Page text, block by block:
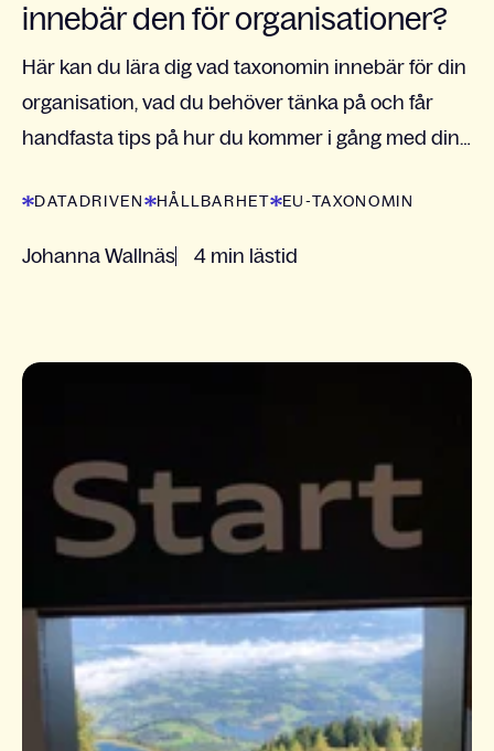
innebär den för organisationer?
Här kan du lära dig vad taxonomin innebär för din
organisation, vad du behöver tänka på och får
handfasta tips på hur du kommer i gång med din
DATADRIVEN HÅLLBARHET EU-TAXONOMIN
Johanna Wallnäs 4 min lästid